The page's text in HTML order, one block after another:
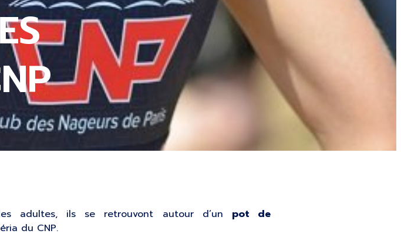
adultes, ils se retrouvont autour d’un pot de
du CNP.